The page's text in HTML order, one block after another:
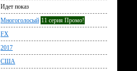
Идет показ
Многоголосый 11 серия Промо!
FX
2017
США